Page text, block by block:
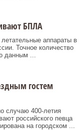
БПЛА
аппараты в
Точное количество
данным ...
гостем
случаю 400‑летия
российского певца
на городском ...